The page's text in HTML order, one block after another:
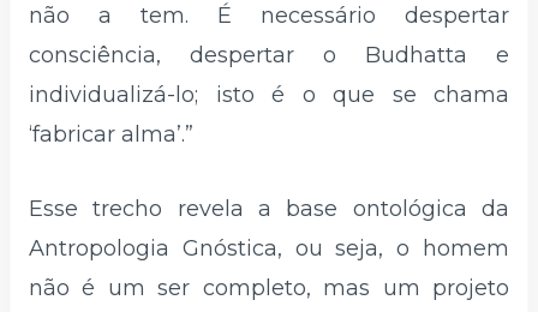
não a tem. É necessário despertar
consciência, despertar o Budhatta e
individualizá-lo; isto é o que se chama
‘fabricar alma’.”
Esse trecho revela a base ontológica da
Antropologia Gnóstica, ou seja, o homem
não é um ser completo, mas um projeto